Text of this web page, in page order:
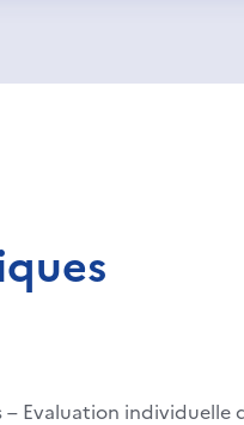
Evaluation individuelle